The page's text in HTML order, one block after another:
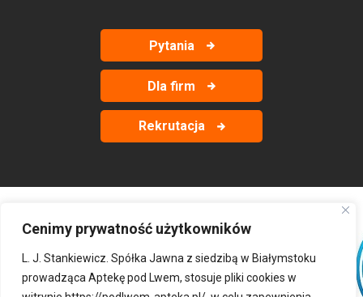
Cenimy prywatność użytkowników
L. J. Stankiewicz. Spółka Jawna z siedzibą w Białymstoku
prowadząca Aptekę pod Lwem, stosuje pliki cookies w
Pytania
Dla firm
Rekrutacja
‹